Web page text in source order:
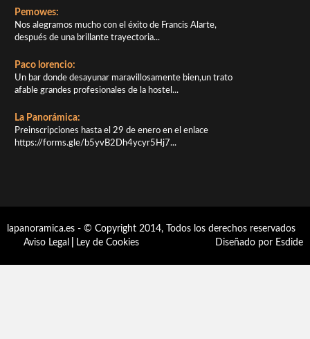
Pemowes:
Nos alegramos mucho con el éxito de Francis Alarte,
después de una brillante trayectoria...
Paco lorencio:
Un bar donde desayunar maravillosamente bien,un trato
afable grandes profesionales de la hostel...
La Panorámica:
Preinscripciones hasta el 29 de enero en el enlace
https://forms.gle/b5yvB2Dh4ycyr5Hj7...
lapanoramica.es - © Copyright 2014, Todos los derechos reservados
Aviso Legal
Ley de Cookies Diseñado por Esdide